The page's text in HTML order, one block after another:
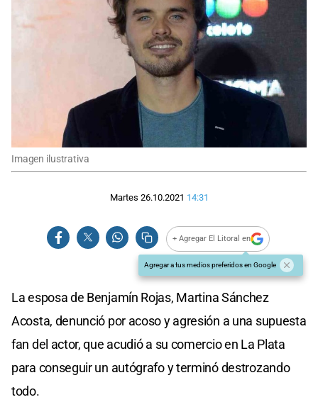
Imagen ilustrativa
Martes 26.10.2021 14:31
+ Agregar El Litoral en
Agregar a tus medios preferidos en Google
La esposa de Benjamín Rojas, Martina Sánchez
Acosta, denunció por acoso y agresión a una supuesta
fan del actor, que acudió a su comercio en La Plata
para conseguir un autógrafo y terminó destrozando
todo.